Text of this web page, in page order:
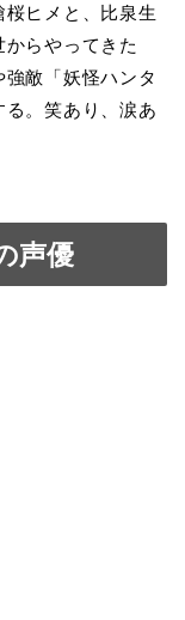
ヒメと、比泉生
らやってきた
敵「妖怪ハンタ
。笑あり、涙あ
声優